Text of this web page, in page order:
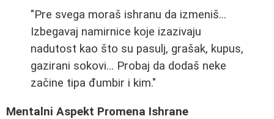
"Pre svega moraš ishranu da izmeniš...
Izbegavaj namirnice koje izazivaju
nadutost kao što su pasulj, grašak, kupus,
gazirani sokovi... Probaj da dodaš neke
začine tipa đumbir i kim."
Mentalni Aspekt Promena Ishrane